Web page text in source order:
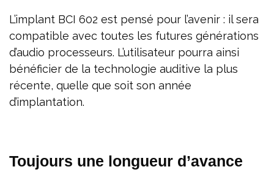
L’implant BCI 602 est pensé pour l’avenir : il sera
compatible avec toutes les futures générations
d’audio processeurs. L’utilisateur pourra ainsi
bénéficier de la technologie auditive la plus
récente, quelle que soit son année
d’implantation.
Toujours une longueur d’avance